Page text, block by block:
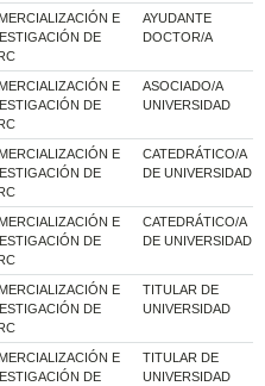
E
DE
AYUDANTE
DOCTOR/A
E
DE
ASOCIADO/A
UNIVERSIDAD
E
DE
CATEDRÁTICO/A
DE UNIVERSIDAD
E
DE
CATEDRÁTICO/A
DE UNIVERSIDAD
E
DE
TITULAR DE
UNIVERSIDAD
E
DE
TITULAR DE
UNIVERSIDAD